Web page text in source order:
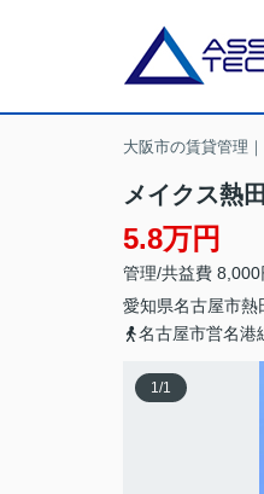
大阪市の賃貸管理
メイクス熱
5.8万円
管理/共益費 8,000
愛知県名古屋市熱
名古屋市営名港
1/1